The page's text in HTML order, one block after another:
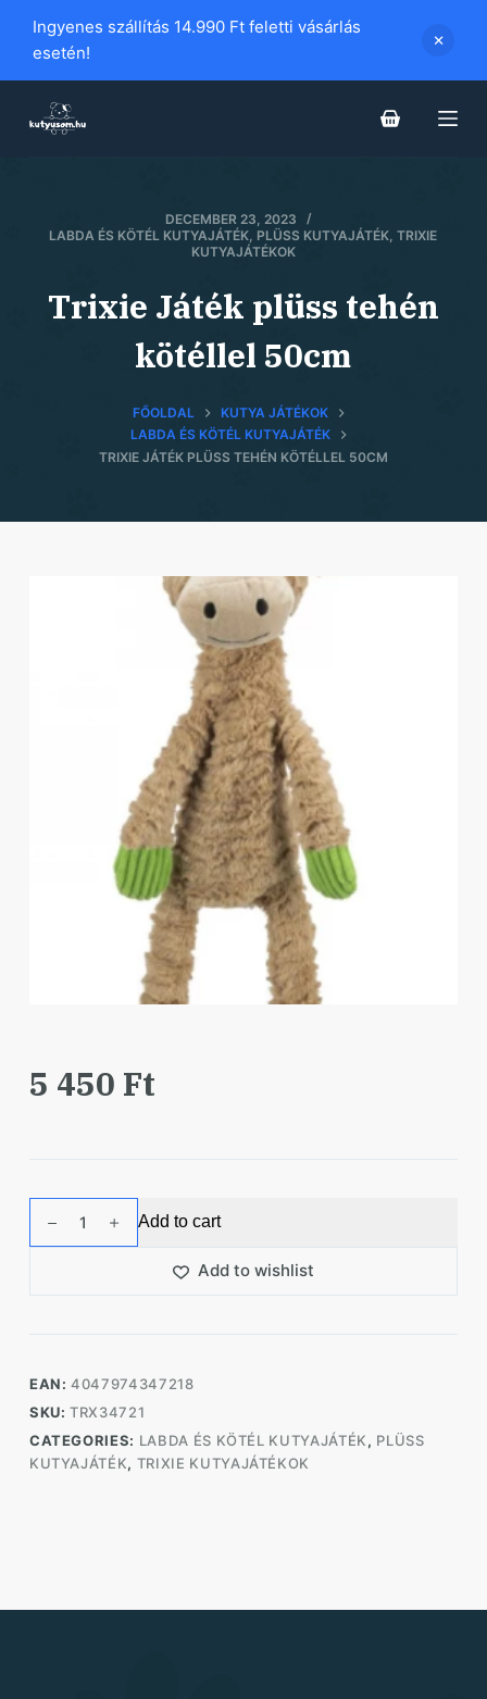
i
Ingyenes szállítás 14.990 Ft feletti vásárlás
esetén!
DECEMBER 23, 2023
LABDA ÉS KÖTÉL KUTYAJÁTÉK, PLÜSS KUTYAJÁTÉK,TRIXIE
KUTYAJÁTÉKOK
Trixie Játék plüss tehén
kötéllel 50cm
FŐOLDAL
KUTYA JÁTÉKOK
LABDA ÉS KÖTÉL KUTYAJÁTÉK
TRIXIE JÁTÉK PLÜSS TEHÉN KÖTÉLLEL 50CM
5 450 Ft
Add to cart
Add to wishlist
EAN:4047974347218
SKU:TRX34721
CATEGORIES: LABDA ÉS KÖTÉL KUTYAJÁTÉK, PLÜSS
KUTYAJÁTÉK, TRIXIE KUTYAJÁTÉKOK